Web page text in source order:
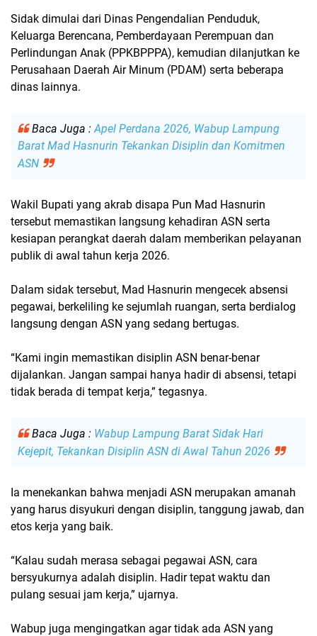
Sidak dimulai dari Dinas Pengendalian Penduduk,
Keluarga Berencana, Pemberdayaan Perempuan dan
Perlindungan Anak (PPKBPPPA), kemudian dilanjutkan ke
Perusahaan Daerah Air Minum (PDAM) serta beberapa
dinas lainnya.
Baca Juga :Apel Perdana 2026, Wabup Lampung
Barat Mad Hasnurin Tekankan Disiplin dan Komitmen
ASN
Wakil Bupati yang akrab disapa Pun Mad Hasnurin
tersebut memastikan langsung kehadiran ASN serta
kesiapan perangkat daerah dalam memberikan pelayanan
publik di awal tahun kerja 2026.
Dalam sidak tersebut, Mad Hasnurin mengecek absensi
pegawai, berkeliling ke sejumlah ruangan, serta berdialog
langsung dengan ASN yang sedang bertugas.
“Kami ingin memastikan disiplin ASN benar-benar
dijalankan. Jangan sampai hanya hadir di absensi, tetapi
tidak berada di tempat kerja,” tegasnya.
Baca Juga : Wabup Lampung Barat Sidak Hari
Kejepit, Tekankan Disiplin ASN di Awal Tahun 2026
Ia menekankan bahwa menjadi ASN merupakan amanah
yang harus disyukuri dengan disiplin, tanggung jawab, dan
etos kerja yang baik.
“Kalau sudah merasa sebagai pegawai ASN, cara
bersyukurnya adalah disiplin. Hadir tepat waktu dan
pulang sesuai jam kerja,” ujarnya.
Wabup juga mengingatkan agar tidak ada ASN yang